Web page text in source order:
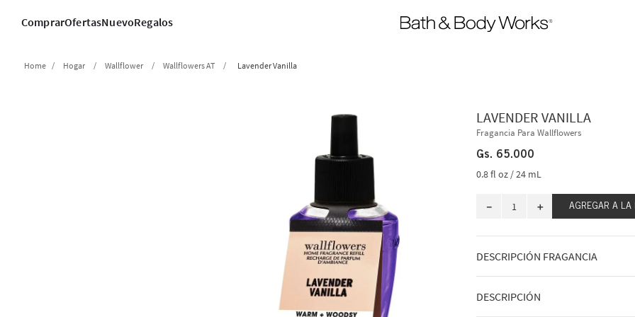
ComprarOfertasNuevoRegalos
Hogar Wallflower Wallflowers AT Lavender Vanilla
LAVENDER VANILLA
Fragancia Para Wallflowers
Gs. 65.000
0.8 fl oz / 24 mL
＋
－ AGREGAR A LA
DESCRIPCIÓN FRAGANCIA
A qué huele: un ramo de flores de
noche.
DESCRIPCIÓN